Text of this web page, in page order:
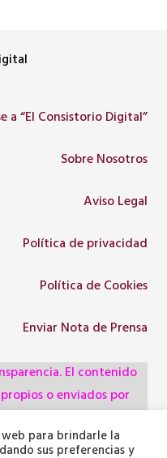
a “El Consistorio Digital”
Sobre Nosotros
Aviso Legal
Política de privacidad
Política de Cookies
Enviar Nota de Prensa
El contenido
o enviados por
herramientas de
para brindarle la
sus preferencias y